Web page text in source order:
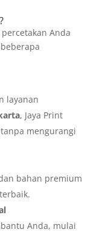
Anda
layanan
, Jaya Print
mengurangi
bahan premium
Anda, mulai